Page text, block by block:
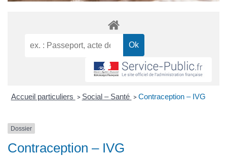
Accueil particuliers > Social – Santé > Contraception – IVG
Dossier
Contraception – IVG